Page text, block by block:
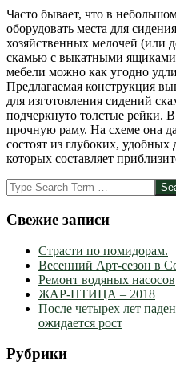
Часто бывает, что в
оборудовать места для
хозяйственных мелочей (или
скамью с выкатными
мебели можно как угодно
Предлагаемая конструкция
для изготовления сидений
подчеркнуто толстые рейки.
прочную раму. На схеме она
состоят из глубоких, удобных
которых составляет
Search
Свежие записи
Страсти по помидорам.
Весенний Арт-сезон в
Ремонт водяных насосов
ЖАР-ПТИЦА – 2018
После четырех лет
ожидается рост
Рубрики